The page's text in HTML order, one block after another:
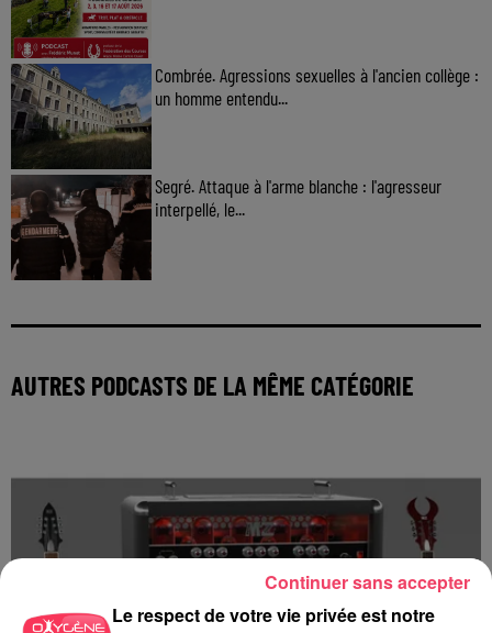
Combrée. Agressions sexuelles à l'ancien collège :
un homme entendu...
Segré. Attaque à l'arme blanche : l'agresseur
interpellé, le...
AUTRES PODCASTS DE LA MÊME CATÉGORIE
Le respect de votre vie privée est notre
Continuer sans accepter